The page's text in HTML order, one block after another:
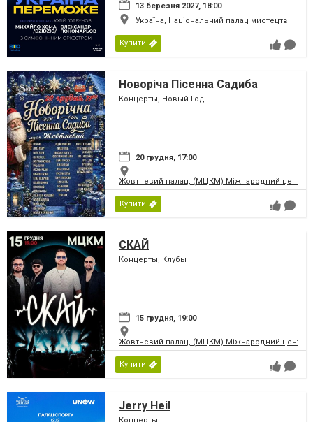
13 березня 2027, 18:00
Україна, Національний палац мистецтв
Купити
Новоріча Пісенна Садиба
Концерты, Новый Год
20 грудня, 17:00
Жовтневий палац, (МЦКМ) Міжнародний центр
Купити
СКАЙ
Концерты, Клубы
15 грудня, 19:00
Жовтневий палац, (МЦКМ) Міжнародний центр
Купити
Jerry Heil